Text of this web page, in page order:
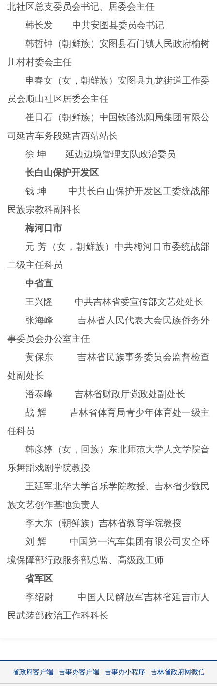
北社区总支委员会书记、居委会主任
韩长发 中共安图县委员会书记
韩哲钟（朝鲜族）安图县石门镇人民政府榆树
川村村委会主任
申春女（女，朝鲜族）安图县九龙街道工作委
员会顺山社区居委会主任
崔日石（朝鲜族）中国铁路沈阳局集团有限公
司延吉车务段延吉西站站长
徐 坤 延边边境管理支队政治委员
长白山保护开发区
钱 坤 中共长白山保护开发区工委统战部
民族宗教科副科长
梅河口市
元 芳（女，朝鲜族）中共梅河口市委统战部
二级主任科员
中省直
王兴隆 中共吉林省委宣传部文艺处处长
张海峰 吉林省人民代表大会民族侨务外
事委员会办公室主任
黄保东 吉林省民族事务委员会监督检查
处副处长
潘泰峰 吉林省财政厅党政处副处长
战 辉 吉林省体育局青少年体育处一级主
任科员
韩彦婷（女，回族）东北师范大学人文学院音
乐舞蹈戏剧学院教授
王廷军北华大学音乐学院教授、吉林省少数民
族文艺创作基地负责人
李大东（朝鲜族）吉林省教育学院教授
刘 辉 中国第一汽车集团有限公司安全环
境保障部行政服务部总监、高级政工师
省军区
李绍尉 中国人民解放军吉林省延吉市人
民武装部政治工作科科长